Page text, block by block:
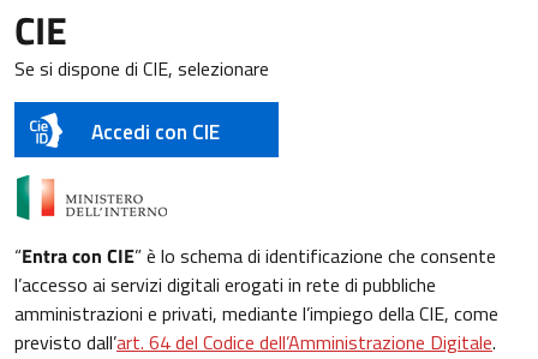
CIE
Se si dispone di CIE, selezionare
Accedi con CIE
“Entra con CIE” è lo schema di identificazione che consente
l’accesso ai servizi digitali erogati in rete di pubbliche
amministrazioni e privati, mediante l’impiego della CIE, come
previsto dall’art. 64 del Codice dell’Amministrazione Digitale.